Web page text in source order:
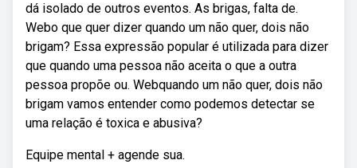
dá isolado de outros eventos. As brigas, falta de.
Webo que quer dizer quando um não quer, dois não
brigam? Essa expressão popular é utilizada para dizer
que quando uma pessoa não aceita o que a outra
pessoa propõe ou. Webquando um não quer, dois não
brigam vamos entender como podemos detectar se
uma relação é toxica e abusiva?
Equipe mental + agende sua.